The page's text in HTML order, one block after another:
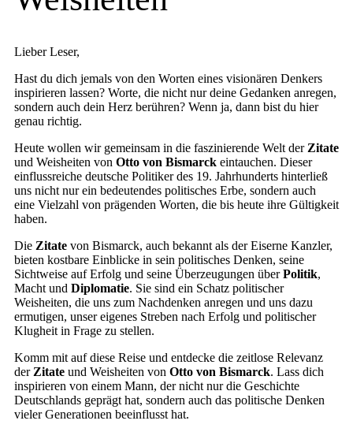
Lieber Leser,
Hast du dich jemals von den Worten eines visionären Denkers
inspirieren lassen? Worte, die nicht nur deine Gedanken anregen,
sondern auch dein Herz berühren? Wenn ja, dann bist du hier
genau richtig.
Heute wollen wir gemeinsam in die faszinierende Welt der Zitate
und Weisheiten von Otto von Bismarck eintauchen. Dieser
einflussreiche deutsche Politiker des 19. Jahrhunderts hinterließ
uns nicht nur ein bedeutendes politisches Erbe, sondern auch
eine Vielzahl von prägenden Worten, die bis heute ihre Gültigkeit
haben.
Die Zitate von Bismarck, auch bekannt als der Eiserne Kanzler,
bieten kostbare Einblicke in sein politisches Denken, seine
Sichtweise auf Erfolg und seine Überzeugungen überPolitik,
Macht und Diplomatie. Sie sind ein Schatz politischer
Weisheiten, die uns zum Nachdenken anregen und uns dazu
ermutigen, unser eigenes Streben nach Erfolg und politischer
Klugheit in Frage zu stellen.
Komm mit auf diese Reise und entdecke die zeitlose Relevanz
der Zitate und Weisheiten von Otto von Bismarck. Lass dich
inspirieren von einem Mann, der nicht nur die Geschichte
Deutschlands geprägt hat, sondern auch das politische Denken
vieler Generationen beeinflusst hat.